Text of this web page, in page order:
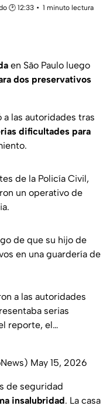
🕑 12:33
1 minuto lectura
en São Paulo luego
dos preservativos
las autoridades tras
dificultades para
de la Policía Civil,
un operativo de
de que su hijo de
en una guardería de
a las autoridades
serias
reporte, el…
May 15, 2026
de seguridad
insalubridad. La casa